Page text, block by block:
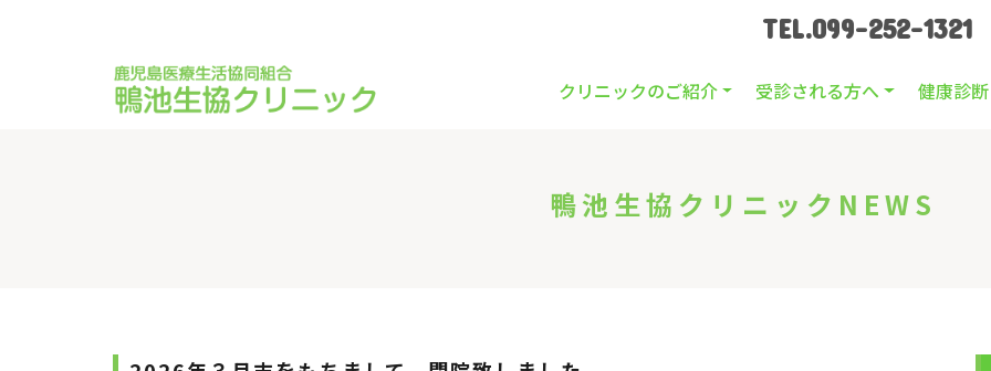
TEL.099-252-1321
クリニックのご紹介 受診される方へ 健康診
鴨池生協クリニックNEWS